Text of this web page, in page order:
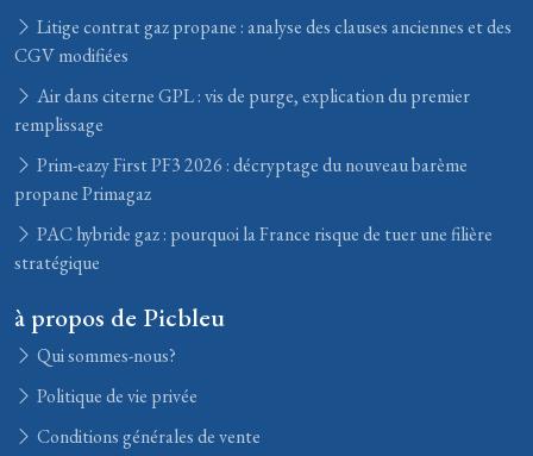
Litige contrat gaz propane : analyse des clauses anciennes et des
CGV modifiées
Air dans citerne GPL : vis de purge, explication du premier
remplissage
Prim-eazy First PF3 2026 : décryptage du nouveau barème
propane Primagaz
PAC hybride gaz : pourquoi la France risque de tuer une filière
stratégique
à propos de Picbleu
Qui sommes-nous?
Politique de vie privée
Conditions générales de vente